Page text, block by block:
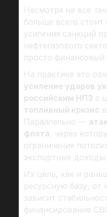
Несмотря на все
больше всего стоит
усиления санкций
нефтегазового
просто финансовый
На практике это
усиление ударов
российским НПЗ с
топливный кризис
Параллельно —
флота, через
ограничения
экспортные доходы.
Их цель, как и
ресурсную базу, от
зависит
финансирование